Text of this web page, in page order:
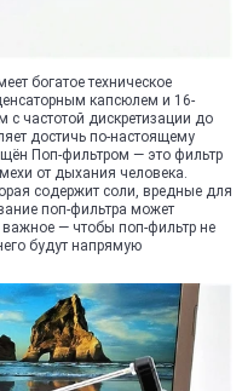
богатое техническое
капсюлем и 16-
частотой дискретизации до
достичь по-настоящему
Поп-фильтром — это фильтр
от дыхания человека.
содержит соли, вредные для
поп-фильтра может
— чтобы поп-фильтр не
будут напрямую